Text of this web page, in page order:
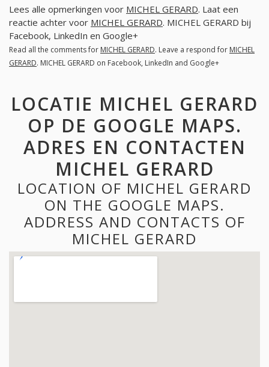
Lees alle opmerkingen voor MICHEL GERARD. Laat een
reactie achter voor MICHEL GERARD. MICHEL GERARD bij
Facebook, LinkedIn en Google+
Read all the comments for MICHEL GERARD. Leave a respond for MICHEL
GERARD. MICHEL GERARD on Facebook, LinkedIn and Google+
LOCATIE MICHEL GERARD
OP DE GOOGLE MAPS.
ADRES EN CONTACTEN
MICHEL GERARD
LOCATION OF MICHEL GERARD
ON THE GOOGLE MAPS.
ADDRESS AND CONTACTS OF
MICHEL GERARD